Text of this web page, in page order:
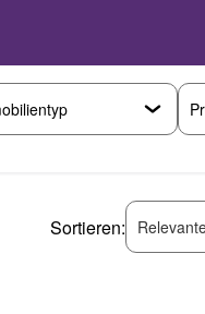
Sortieren: